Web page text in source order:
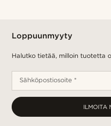
Loppuunmyyty
Halutko tietää, milloin tuotetta
Sähköpostiosoite *
ILMOITA